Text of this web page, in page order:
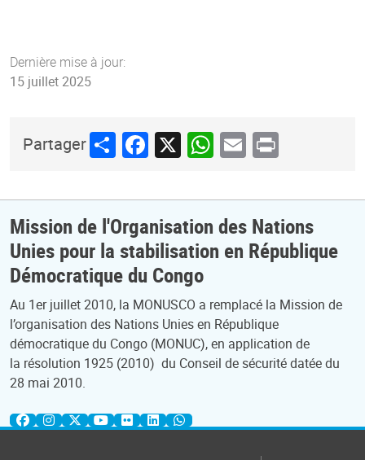
Dernière mise à jour:
15 juillet 2025
PartagerShareFacebook
X WhatsApp
Email
Print
Mission de l'Organisation des Nations
Unies pour la stabilisation en République
Démocratique du Congo
Au 1er juillet 2010, la MONUSCO a remplacé la Mission de
l’organisation des Nations Unies en République
démocratique du Congo (MONUC), en application de
la résolution 1925 (2010) du Conseil de sécurité datée du
28 mai 2010.